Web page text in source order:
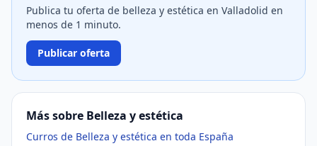
Publica tu oferta de belleza y estética en Valladolid en
menos de 1 minuto.
Publicar oferta
Más sobre Belleza y estética
Curros de Belleza y estética en toda España